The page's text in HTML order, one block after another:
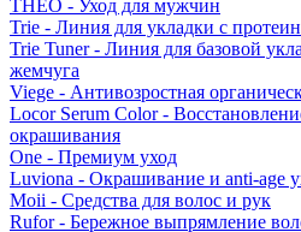
THEO - Уход для мужчин
Trie - Линия для укладки с
Trie Tuner - Линия для базовой
жемчуга
Viege - Антивозростная
Locor Serum Color -
окрашивания
One - Премиум уход
Luviona - Окрашивание и anti-age
Moii - Средства для волос и рук
Rufor - Бережное выпрямление